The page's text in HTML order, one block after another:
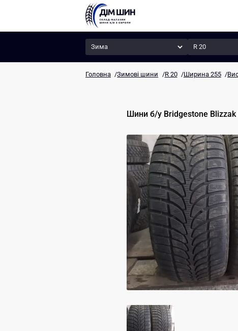
Сезон Радіус
Головна /Зимові шини /R 20 /Ширина 255 /
Шини б/у Bridgestone Blizzak